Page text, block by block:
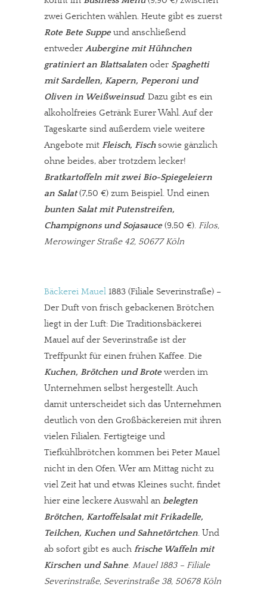
meinesuedstadt.de finanziert sich durch Partnerprofile und
Werbung. Beide Einnahmequellen sind in den letzten Monaten
stark zurückgegangen.
Solltest Du unsere unabhängige Berichterstattung schätzen,
kannst Du uns mit einer kleinen Spende unterstützen.
Paypal - danke@meinesuedstadt.de
JETZT SPENDEN
zwei Gerichten wählen. Heute gibt es zuerst
Rote Bete Suppeund anschließend
entweder Aubergine mit Hühnchen
gratiniert an Blattsalaten oder Spaghetti
mit Sardellen, Kapern, Peperoni und
Oliven in Weißweinsud. Dazu gibt es ein
alkoholfreies Getränk Eurer Wahl. Auf der
Tageskarte sind außerdem viele weitere
Angebote mit Fleisch, Fischsowie gänzlich
ohne beides, aber trotzdem lecker!
Bratkartoffeln mit zwei Bio-Spiegeleiern
an Salat(7,50 €) zum Beispiel. Und einen
bunten Salat mit Putenstreifen,
Champignons und Sojasauce(9,50 €). Filos,
Merowinger Straße 42, 50677 Köln
Bäckerei Mauel 1883 (Filiale Severinstraße) –
Der Duft von frisch gebackenen Brötchen
liegt in der Luft: Die Traditionsbäckerei
Mauel auf der Severinstraße ist der
Treffpunkt für einen frühen Kaffee. Die
Kuchen, Brötchen und Brotewerden im
Unternehmen selbst hergestellt. Auch
damit unterscheidet sich das Unternehmen
deutlich von den Großbäckereien mit ihren
vielen Filialen. Fertigteige und
Tiefkühlbrötchen kommen bei Peter Mauel
nicht in den Ofen. Wer am Mittag nicht zu
viel Zeit hat und etwas Kleines sucht, findet
hier eine leckere Auswahl an belegten
Brötchen, Kartoffelsalat mit Frikadelle,
Teilchen, Kuchen und Sahnetörtchen. Und
ab sofort gibt es auch frische Waffeln mit
Kirschen und Sahne. Mauel 1883 – Filiale
Severinstraße, Severinstraße 38, 50678 Köln